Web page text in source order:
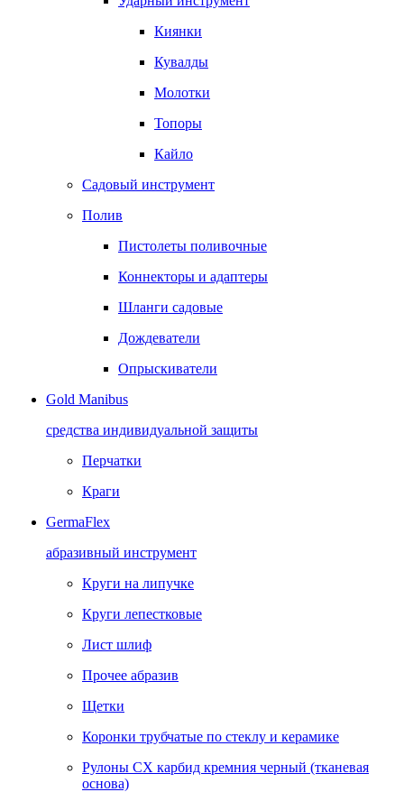
Киянки
Кувалды
Молотки
Топоры
Кайло
Садовый инструмент
Полив
Пистолеты поливочные
Коннекторы и адаптеры
Шланги садовые
Дождеватели
Опрыскиватели
Gold Manibus
средства индивидуальной защиты
Перчатки
Краги
GermaFlex
абразивный инструмент
Круги на липучке
Круги лепестковые
Лист шлиф
Прочее абразив
Щетки
Коронки трубчатые по стеклу и керамике
Рулоны CX карбид кремния черный (тканевая
основа)